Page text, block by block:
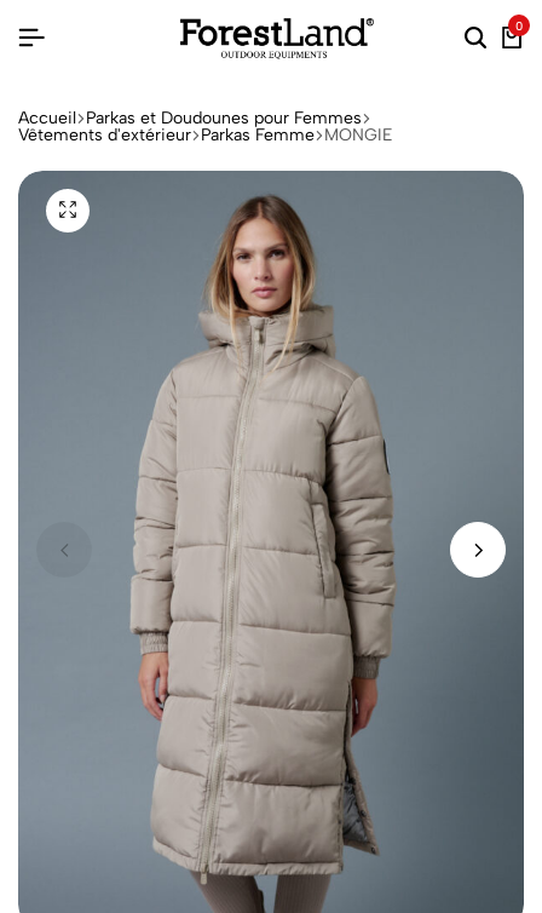
0
Accueil Parkas et Doudounes pour Femmes
Vêtements d'extérieur Parkas Femme MONGIE